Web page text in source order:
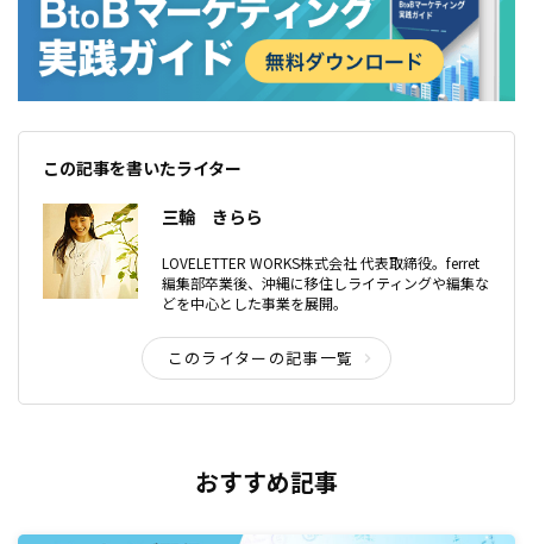
この記事を書いたライター
三輪 きらら
LOVELETTER WORKS株式会社 代表取締役。ferret
編集部卒業後、沖縄に移住しライティングや編集な
どを中心とした事業を展開。
このライターの記事一覧
おすすめ記事